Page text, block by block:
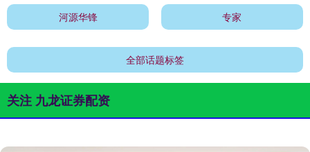
河源华锋 专家
全部话题标签
关注 九龙证券配资